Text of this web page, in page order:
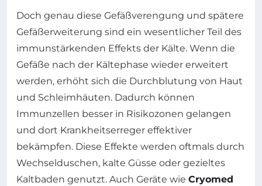
Doch genau diese Gefäßverengung und spätere
Gefäßerweiterung sind ein wesentlicher Teil des
immunstärkenden Effekts der Kälte. Wenn die
Gefäße nach der Kältephase wieder erweitert
werden, erhöht sich die Durchblutung von Haut
und Schleimhäuten. Dadurch können
Immunzellen besser in Risikozonen gelangen
und dort Krankheitserreger effektiver
bekämpfen. Diese Effekte werden oftmals durch
Wechselduschen, kalte Güsse oder gezieltes
Kaltbaden genutzt. Auch Geräte wie Cryomed